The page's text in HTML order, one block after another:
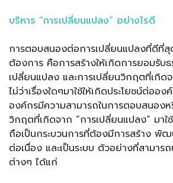
บริหาร “การเปลี่ยนแปลง” อย่างไรดี
การตอบสนองต่อการเปลี่ยนแปลงที่ดีที่
ต้องการ คือการสร้างให้เกิดการยอมรับ
เปลี่ยนแปลง และการเปลี่ยนวิกฤตที่เกิด
ไม่ว่าเรื่องใดๆมาใช้ให้เกิดประโยชน์ต่ออ
องค์กรมีความสามารถในการตอบสนอง
วิกฤตที่เกิดจาก “การเปลี่ยนแปลง” มาใ
ถือเป็นกระบวนการที่ต้องมีการสร้าง พั
ต่อเนื่อง และเป็นระบบ ตัวอย่างที่สามารถ
ต่างๆ ได้แก่